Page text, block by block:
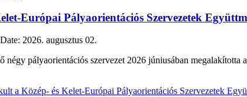
Európai Pályaorientációs Szervezetek
2026. augusztus 02.
pályaorientációs szervezet 2026 júniusában
a Közép- és Kelet-Európai Pályaorientációs Szervezetek